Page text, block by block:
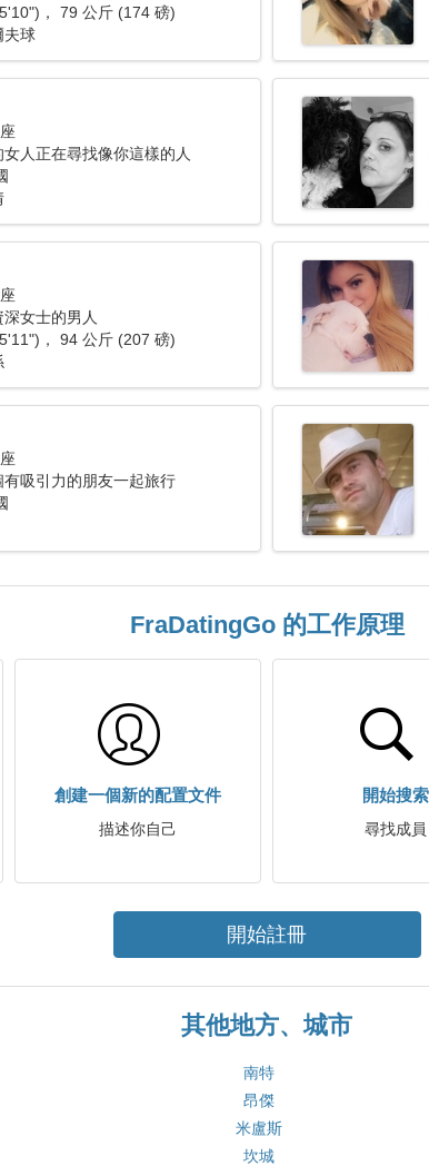
， 79 公斤 (174 磅)
夫球
人正在尋找像你這樣的人
女士的男人
， 94 公斤 (207 磅)
有吸引力的朋友一起旅行
FraDatingGo 的工作原理
創建一個新的配置文件
描述你自己
開始搜索
尋找成員
開始註冊
其他地方、城市
南特
昂傑
米盧斯
坎城